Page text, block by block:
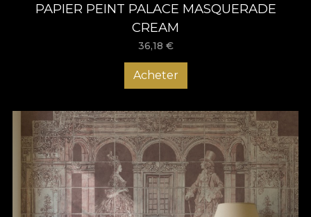
PAPIER PEINT PALACE MASQUERADE
CREAM
36,18 €
Acheter